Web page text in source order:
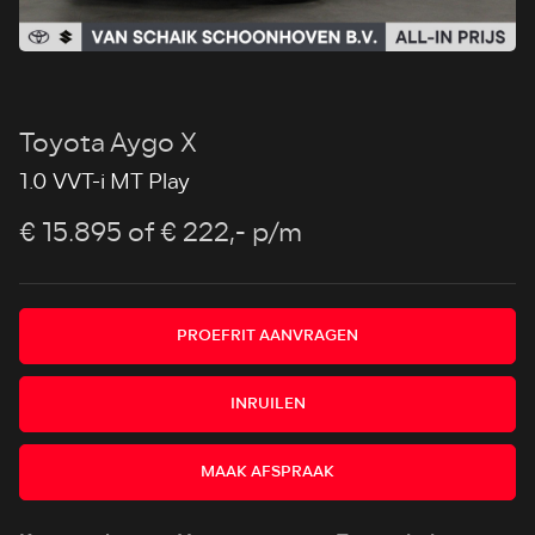
Toyota Aygo X
1.0 VVT-i MT Play
€ 15.895 of € 222,- p/m
PROEFRIT AANVRAGEN
INRUILEN
MAAK AFSPRAAK